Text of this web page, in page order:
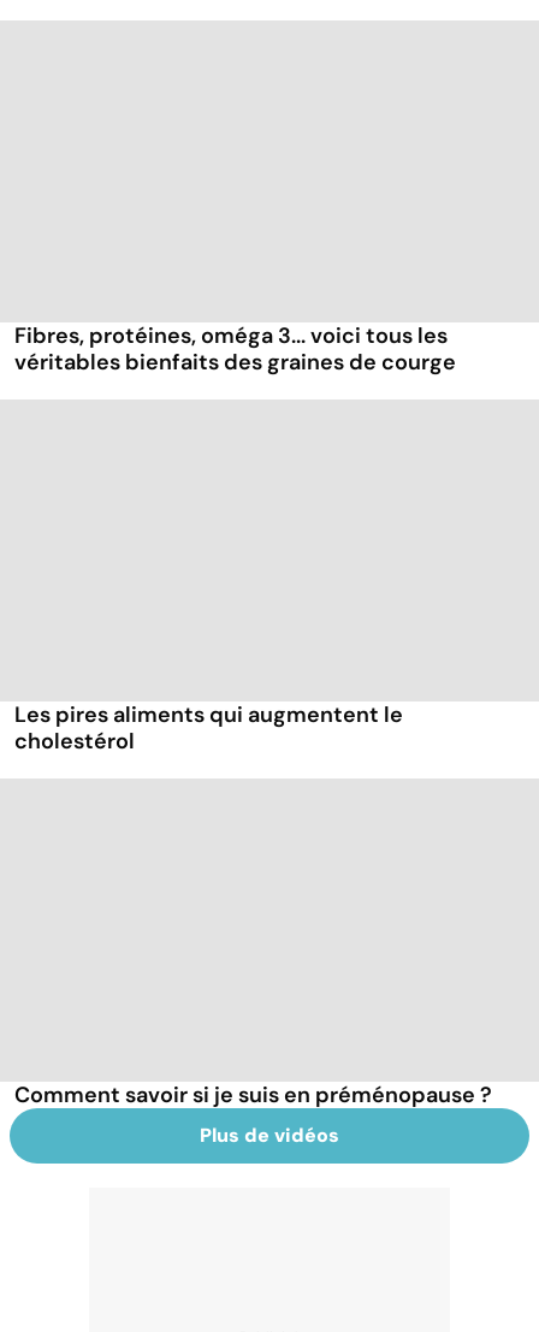
Fibres, protéines, oméga 3... voici tous les
véritables bienfaits des graines de courge
Les pires aliments qui augmentent le
cholestérol
Comment savoir si je suis en préménopause ?
Plus de vidéos